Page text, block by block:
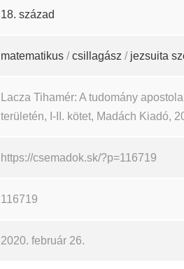
18. század
matematikus /csillagász / jezsuita
Lacza Tihamér: A tudomány
területén, I-II. kötet, Madách Kiadó,
https://csemadok.sk/?p=116719
116719
2020. február 26.